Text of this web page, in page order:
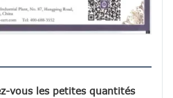
vous les petites quantités